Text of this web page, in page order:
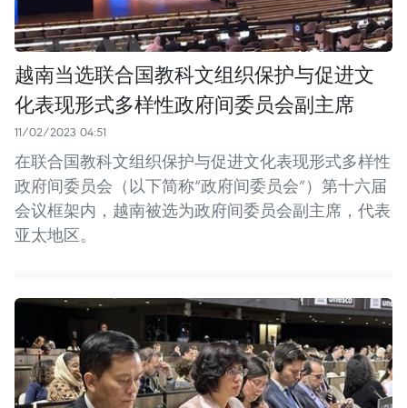
越南当选联合国教科文组织保护与促进文
化表现形式多样性政府间委员会副主席
11/02/2023 04:51
在联合国教科文组织保护与促进文化表现形式多样性
政府间委员会（以下简称“政府间委员会”）第十六届
会议框架内，越南被选为政府间委员会副主席，代表
亚太地区。